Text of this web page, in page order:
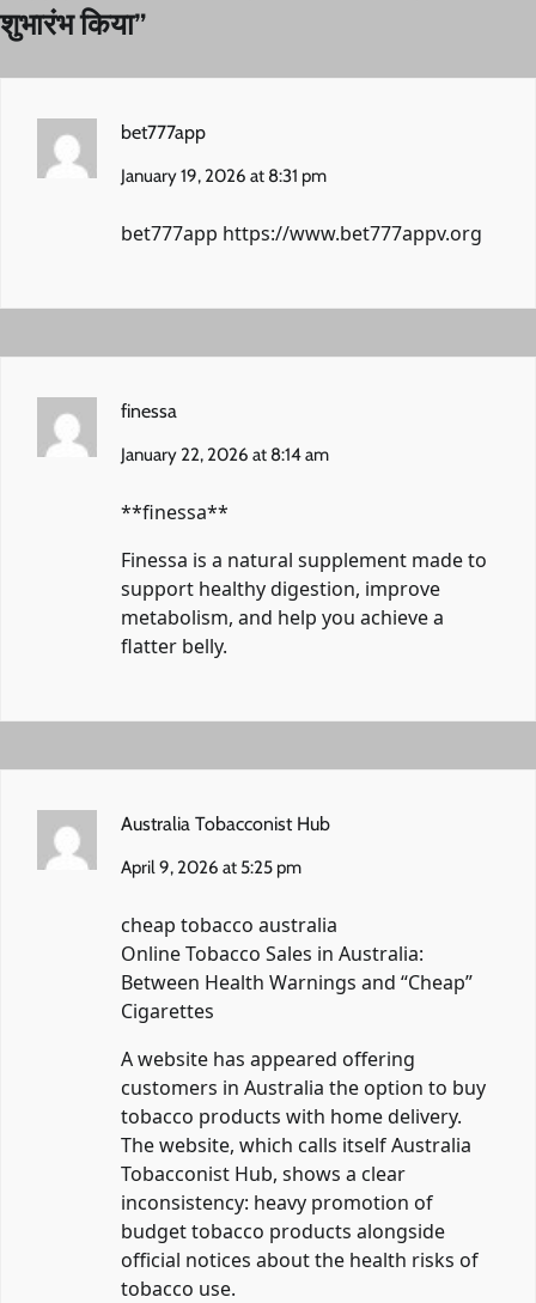
शुभारंभ किया”
bet777app
January 19, 2026 at 8:31 pm
bet777app https://www.bet777appv.org
finessa
January 22, 2026 at 8:14 am
**finessa**
Finessa is a natural supplement made to
support healthy digestion, improve
metabolism, and help you achieve a
flatter belly.
Australia Tobacconist Hub
April 9, 2026 at 5:25 pm
cheap tobacco australia
Online Tobacco Sales in Australia:
Between Health Warnings and “Cheap”
Cigarettes
A website has appeared offering
customers in Australia the option to buy
tobacco products with home delivery.
The website, which calls itself Australia
Tobacconist Hub, shows a clear
inconsistency: heavy promotion of
budget tobacco products alongside
official notices about the health risks of
tobacco use.